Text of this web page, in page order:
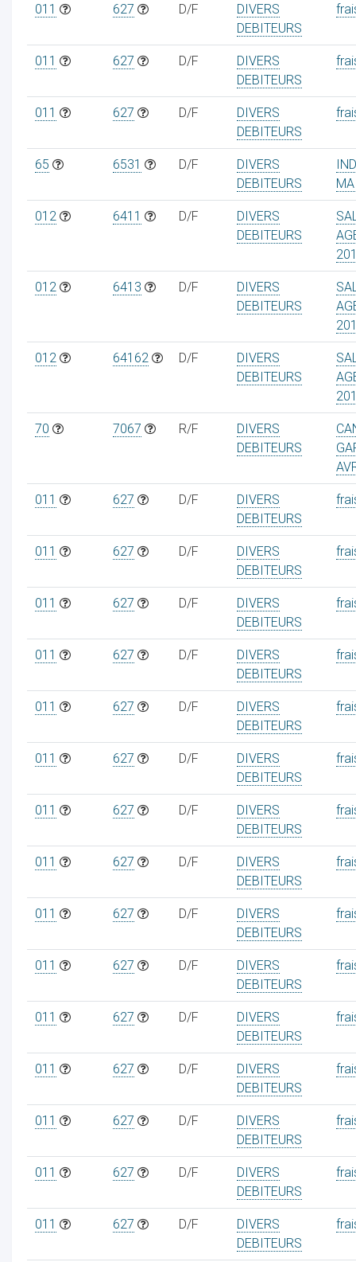
011 627 D/F
DIVERS
DEBITEURS
011 627 D/F
DIVERS
DEBITEURS
011 627 D/F
DIVERS
DEBITEURS
65 6531 D/F
DIVERS
DEBITEURS
012 6411 D/F
DIVERS
DEBITEURS
012 6413 D/F
DIVERS
DEBITEURS
012 64162 D/F
DIVERS
DEBITEURS
70 7067 R/F
DIVERS
DEBITEURS
011 627 D/F
DIVERS
DEBITEURS
011 627 D/F
DIVERS
DEBITEURS
011 627 D/F
DIVERS
DEBITEURS
011 627 D/F
DIVERS
DEBITEURS
011 627 D/F
DIVERS
DEBITEURS
011 627 D/F
DIVERS
DEBITEURS
011 627 D/F
DIVERS
DEBITEURS
011 627 D/F
DIVERS
DEBITEURS
011 627 D/F
DIVERS
DEBITEURS
011 627 D/F
DIVERS
DEBITEURS
011 627 D/F
DIVERS
DEBITEURS
011 627 D/F
DIVERS
DEBITEURS
011 627 D/F
DIVERS
DEBITEURS
011 627 D/F
DIVERS
DEBITEURS
011 627 D/F
DIVERS
DEBITEURS